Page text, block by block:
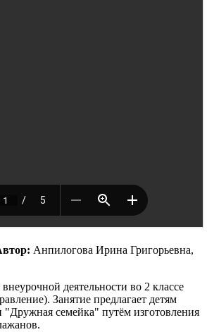
Анпилогова Ирина Григорьевна,
деятельности во 2 классе
Занятие предлагает детям
"Дружная семейка" путём изготовления